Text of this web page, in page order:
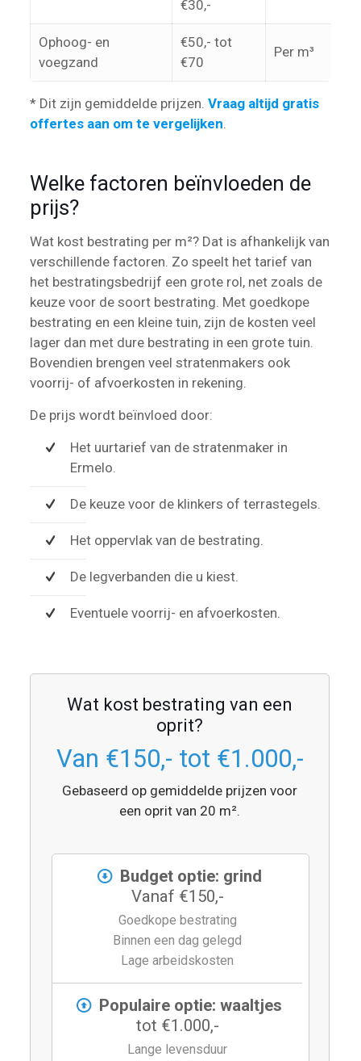
€30,-
Ophoog- en
voegzand
€50,- tot
€70
Per m³
* Dit zijn gemiddelde prijzen. Vraag altijd gratis
offertes aan om te vergelijken.
Welke factoren beïnvloeden de
prijs?
Wat kost bestrating per m²? Dat is afhankelijk van
verschillende factoren. Zo speelt het tarief van
het bestratingsbedrijf een grote rol, net zoals de
keuze voor de soort bestrating. Met goedkope
bestrating en een kleine tuin, zijn de kosten veel
lager dan met dure bestrating in een grote tuin.
Bovendien brengen veel stratenmakers ook
voorrij- of afvoerkosten in rekening.
De prijs wordt beïnvloed door:
Het uurtarief van de stratenmaker in
Ermelo.
De keuze voor de klinkers of terrastegels.
Het oppervlak van de bestrating.
De legverbanden die u kiest.
Eventuele voorrij- en afvoerkosten.
Wat kost bestrating van een
oprit?
Van €150,- tot €1.000,-
Gebaseerd op gemiddelde prijzen voor
een oprit van 20 m².
Budget optie: grind
Vanaf €150,-
Goedkope bestrating
Binnen een dag gelegd
Lage arbeidskosten
Populaire optie: waaltjes
tot €1.000,-
Lange levensduur